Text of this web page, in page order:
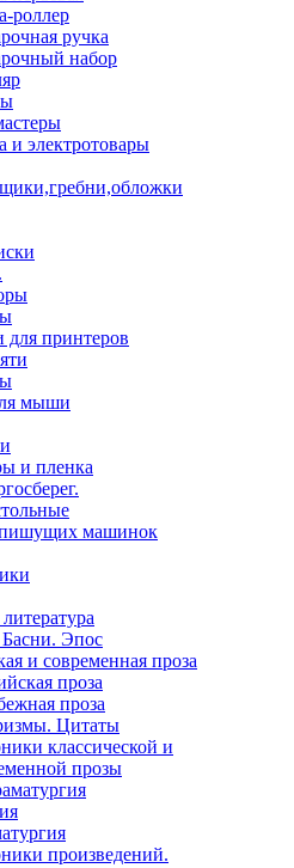
роллер
ручка
набор
и электротовары
принтеров
мыши
и пленка
пишущих машинок
Эпос
и современная проза
проза
проза
Цитаты
классической и
прозы
произведений.